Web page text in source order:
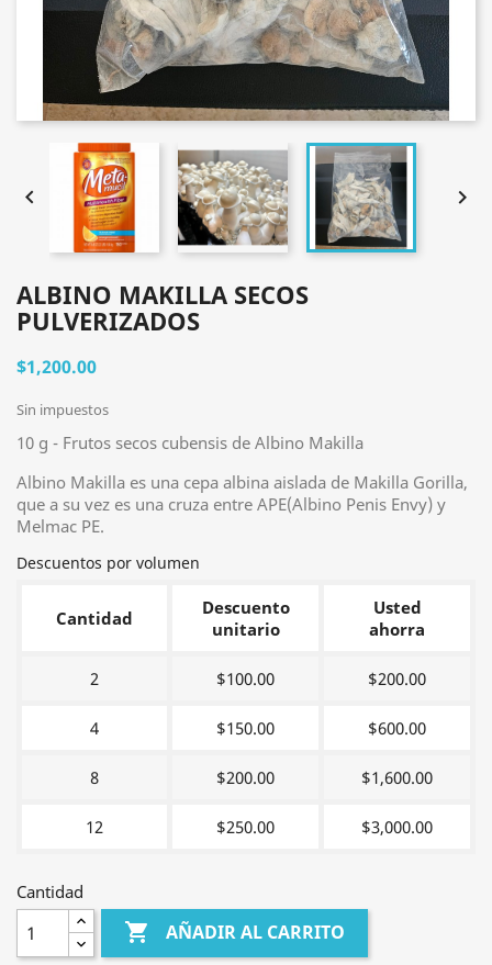
 
ALBINO MAKILLA SECOS
PULVERIZADOS
$1,200.00
Sin impuestos
10 g - Frutos secos cubensis de Albino Makilla
Albino Makilla es una cepa albina aislada de Makilla Gorilla,
que a su vez es una cruza entre APE(Albino Penis Envy) y
Melmac PE.
Descuentos por volumen
Cantidad
Descuento
unitario
Usted
ahorra
2 $100.00 $200.00
4 $150.00 $600.00
8 $200.00 $1,600.00
12 $250.00 $3,000.00
Cantidad
 AÑADIR AL CARRITO